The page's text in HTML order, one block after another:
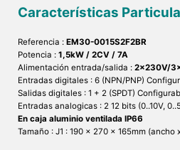
Características
Referencia : EM30-0015S2F2BR
Potencia : 1,5kW / 2CV / 7A
Alimentación entrada/salida : 2x230V/
Entradas digitales : 6 (NPN/PNP)
Salidas digitales : 1 + 2 (SPDT)
Entradas analogicas : 2 12 bits (0..10V,
En caja aluminio ventilada IP66
Tamaño : J1 : 190 x 270 x 165mm (ancho